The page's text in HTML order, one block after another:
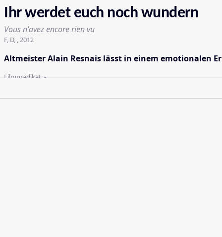
Ihr werdet euch noch wundern
Vous n'avez encore rien vu
F, D, , 2012
Altmeister Alain Resnais lässt in einem emotionalen
Filmprädikat:-